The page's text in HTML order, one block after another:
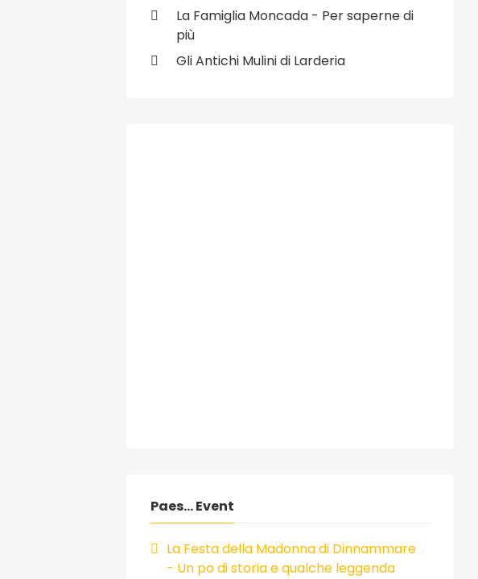
La Famiglia Moncada - Per saperne di
più
Gli Antichi Mulini di Larderia
Paes... Event
La Festa della Madonna di Dinnammare
- Un po di storia e qualche leggenda